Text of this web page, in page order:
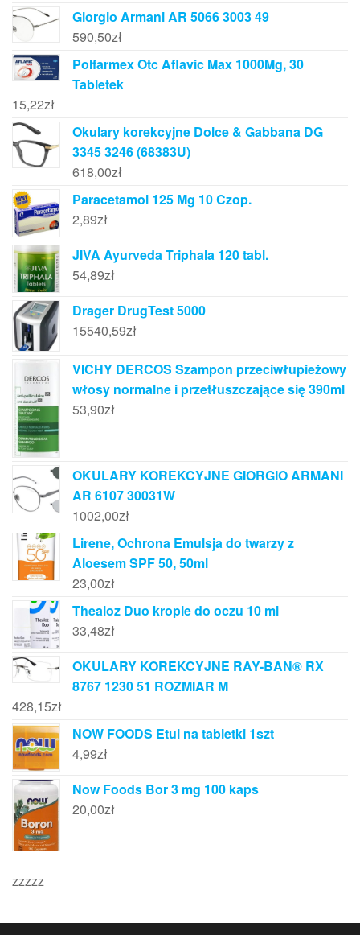
Giorgio Armani AR 5066 3003 49
590,50zł
Polfarmex Otc Aflavic Max 1000Mg, 30
Tabletek
15,22zł
Okulary korekcyjne Dolce & Gabbana DG
3345 3246 (68383U)
618,00zł
Paracetamol 125 Mg 10 Czop.
2,89zł
JIVA Ayurveda Triphala 120 tabl.
54,89zł
Drager DrugTest 5000
15540,59zł
VICHY DERCOS Szampon przeciwłupieżowy
włosy normalne i przetłuszczające się 390ml
53,90zł
OKULARY KOREKCYJNE GIORGIO ARMANI
AR 6107 30031W
1002,00zł
Lirene, Ochrona Emulsja do twarzy z
Aloesem SPF 50, 50ml
23,00zł
Thealoz Duo krople do oczu 10 ml
33,48zł
OKULARY KOREKCYJNE RAY-BAN® RX
8767 1230 51 ROZMIAR M
428,15zł
NOW FOODS Etui na tabletki 1szt
4,99zł
Now Foods Bor 3 mg 100 kaps
20,00zł
zzzzz